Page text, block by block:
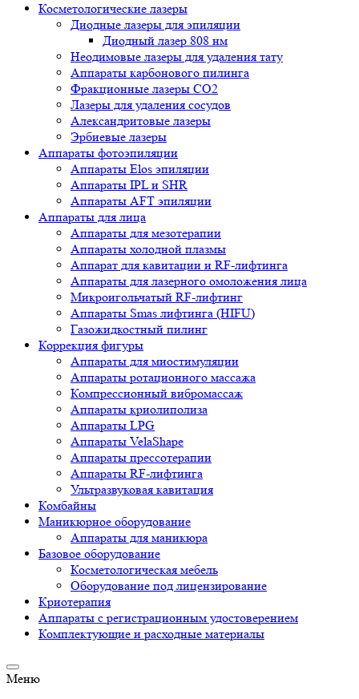
Косметологические лазеры
Диодные лазеры для эпиляции
Диодный лазер 808 нм
Неодимовые лазеры для удаления тату
Аппараты карбонового пилинга
Фракционные лазеры CO2
Лазеры для удаления сосудов
Александритовые лазеры
Эрбиевые лазеры
Аппараты фотоэпиляции
Аппараты Elos эпиляции
Аппараты IPL и SHR
Аппараты AFT эпиляции
Аппараты для лица
Аппараты для мезотерапии
Аппараты холодной плазмы
Аппарат для кавитации и RF-лифтинга
Аппараты для лазерного омоложения лица
Микроигольчатый RF-лифтинг
Аппараты Smas лифтинга (HIFU)
Газожидкостный пилинг
Коррекция фигуры
Аппараты для миостимуляции
Аппараты ротационного массажа
Компрессионный вибромассаж
Аппараты криолиполиза
Аппараты LPG
Аппараты VelaShape
Аппараты прессотерапии
Аппараты RF-лифтинга
Ультразвуковая кавитация
Комбайны
Маникюрное оборудование
Аппараты для маникюра
Базовое оборудование
Косметологическая мебель
Оборудование под лицензирование
Криотерапия
Аппараты c регистрационным удостоверением
Комплектующие и расходные материалы
Меню